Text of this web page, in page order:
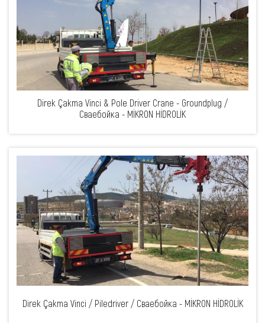
Direk Çakma Vinci & Pole Driver Crane - Groundplug /
Сваебойка - MİKRON HİDROLİK
Direk Çakma Vinci / Piledriver / Сваебойка - MİKRON HİDROLİK